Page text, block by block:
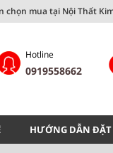
chọn mua tại Nội Thất
Hotline
0919558662
HƯỚNG DẪN